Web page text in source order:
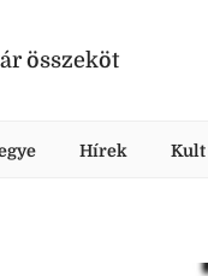
összeköt
Hírek Kult